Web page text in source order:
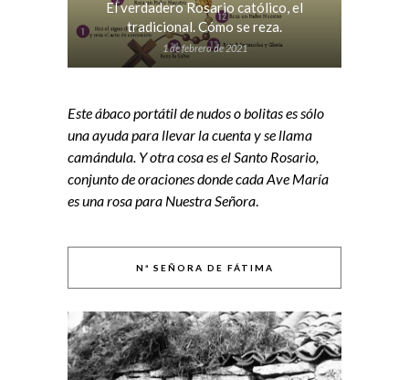
El verdadero Rosario católico, el
tradicional. Cómo se reza.
1 de febrero de 2021
Este ábaco portátil de nudos o bolitas es sólo
una ayuda para llevar la cuenta y se llama
camándula. Y otra cosa es el Santo Rosario,
conjunto de oraciones donde cada Ave María
es una rosa para Nuestra Señora.
Nª SEÑORA DE FÁTIMA